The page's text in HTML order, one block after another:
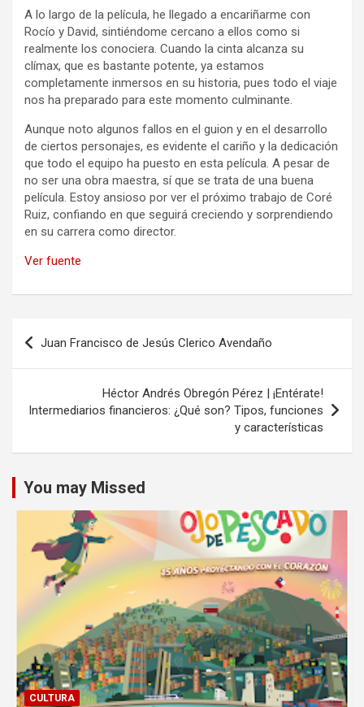
A lo largo de la película, he llegado a encariñarme con
Rocío y David, sintiéndome cercano a ellos como si
realmente los conociera. Cuando la cinta alcanza su
clímax, que es bastante potente, ya estamos
completamente inmersos en su historia, pues todo el viaje
nos ha preparado para este momento culminante.
Aunque noto algunos fallos en el guion y en el desarrollo
de ciertos personajes, es evidente el cariño y la dedicación
que todo el equipo ha puesto en esta película. A pesar de
no ser una obra maestra, sí que se trata de una buena
película. Estoy ansioso por ver el próximo trabajo de Coré
Ruiz, confiando en que seguirá creciendo y sorprendiendo
en su carrera como director.
Ver fuente
Navegación
de
Juan Francisco de Jesús Clerico Avendaño
Héctor Andrés Obregón Pérez | ¡Entérate!
Intermediarios financieros: ¿Qué son? Tipos, funciones
y características
You may Missed
CULTURA